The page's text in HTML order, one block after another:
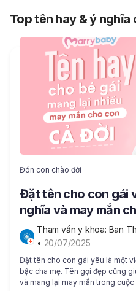
Top tên hay & ý nghĩa
Đón con chào đời
Đặt tên cho con gái
nghĩa và may mắn
Tham vấn y khoa: Ban
• 20/07/2025
Đặt tên cho con gái yêu là một
bậc cha mẹ. Tên gọi đẹp cũng
và mang lại may mắn trong cuộc